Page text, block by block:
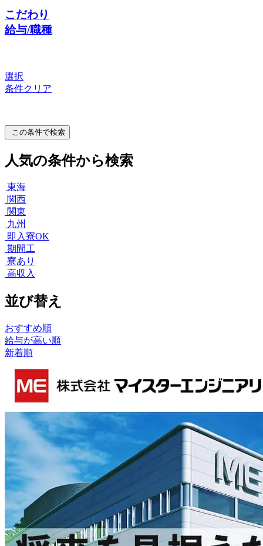
こだわり
給与/職種
選択
条件クリア
この条件で検索
人気の条件から検索
東海
関西
関東
九州
即入寮OK
期間工
寮あり
高収入
並び替え
おすすめ順
給与が高い順
新着順